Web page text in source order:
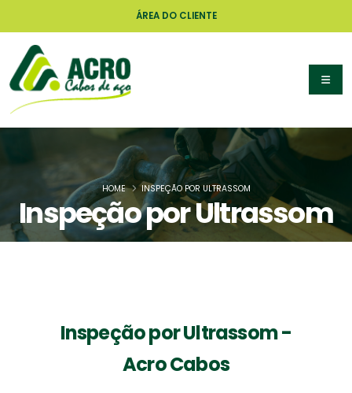
ÁREA DO CLIENTE
Inspeção por Ultrassom
HOME INSPEÇÃO POR ULTRASSOM
Inspeção por Ultrassom -
Acro Cabos